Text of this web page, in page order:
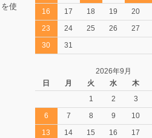
を使
16
17 18 19 20
23
24 25 26 27
30
31
2026年9月
日
月 火 水 木
1
2 3
6
7 8 9 10
13
14 15 16 17